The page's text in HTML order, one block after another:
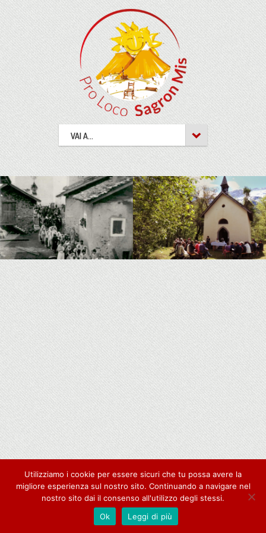
VAI A...
Utilizziamo i cookie per essere sicuri che tu possa avere la
migliore esperienza sul nostro sito. Continuando a navigare nel
nostro sito dai il consenso all'utilizzo degli stessi.
Ok
Leggi di più